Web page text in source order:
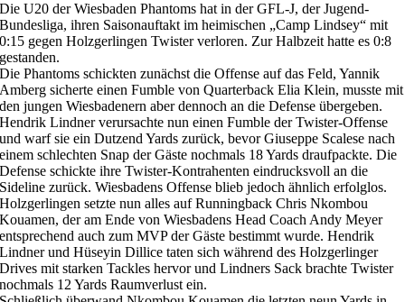
Die U20 der Wiesbaden Phantoms hat in der GFL-J, der Jugend-
Bundesliga, ihren Saisonauftakt im heimischen „Camp Lindsey“ mit
0:15 gegen Holzgerlingen Twister verloren. Zur Halbzeit hatte es 0:8
gestanden.
Die Phantoms schickten zunächst die Offense auf das Feld, Yannik
Amberg sicherte einen Fumble von Quarterback Elia Klein, musste mit
den jungen Wiesbadenern aber dennoch an die Defense übergeben.
Hendrik Lindner verursachte nun einen Fumble der Twister-Offense
und warf sie ein Dutzend Yards zurück, bevor Giuseppe Scalese nach
einem schlechten Snap der Gäste nochmals 18 Yards draufpackte. Die
Defense schickte ihre Twister-Kontrahenten eindrucksvoll an die
Sideline zurück. Wiesbadens Offense blieb jedoch ähnlich erfolglos.
Holzgerlingen setzte nun alles auf Runningback Chris Nkombou
Kouamen, der am Ende von Wiesbadens Head Coach Andy Meyer
entsprechend auch zum MVP der Gäste bestimmt wurde. Hendrik
Lindner und Hüseyin Dillice taten sich während des Holzgerlinger
Drives mit starken Tackles hervor und Lindners Sack brachte Twister
nochmals 12 Yards Raumverlust ein.